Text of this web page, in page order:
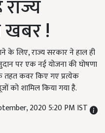
खबर !
के लिए, राज्य सरकार ने हाल ही
पर एक नई योजना की घोषणा
तहत कवर किए गए प्रत्येक
को शामिल किया गया है.
2020 5:20 PM IST